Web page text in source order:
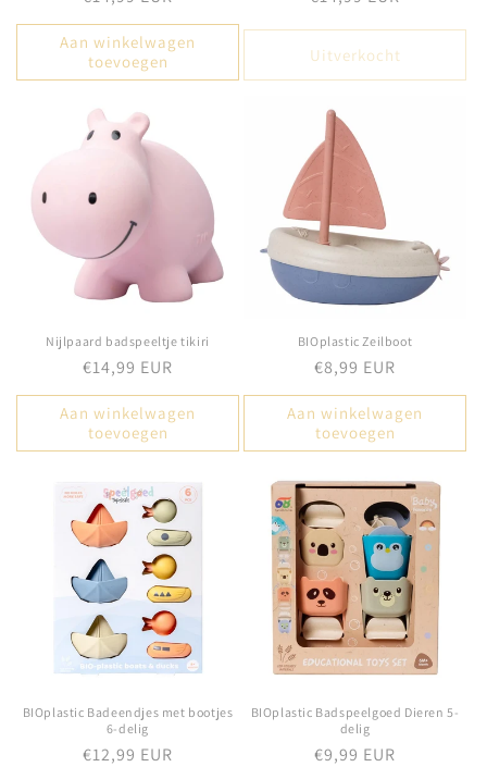
prijs
Aan winkelwagen
toevoegen
Uitverkocht
Nijlpaard badspeeltje tikiri
Normale
prijs
€14,99 EUR
Aan winkelwagen
toevoegen
BIOplastic Zeilboot
Normale
prijs
€8,99 EUR
Aan winkelwagen
toevoegen
BIOplastic Badeendjes met bootjes
6-delig
Normale
€12,99 EUR
BIOplastic Badspeelgoed Dieren 5-
delig
Normale
€9,99 EUR